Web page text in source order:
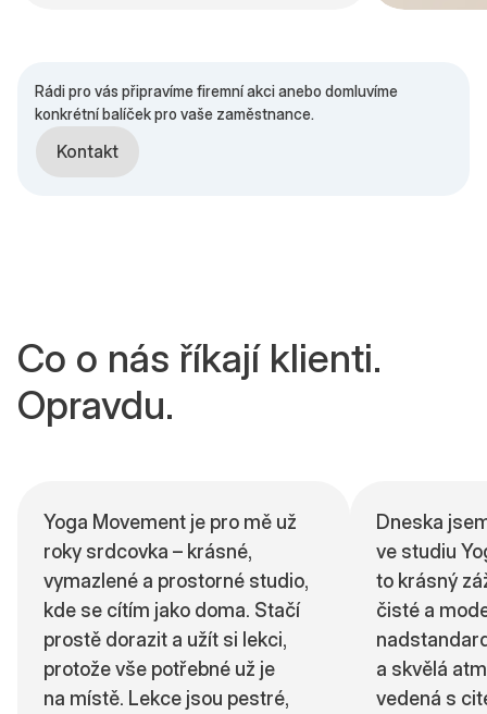
Rádi pro vás připravíme firemní akci anebo domluvíme
konkrétní balíček pro vaše zaměstnance.
Kontakt
Co o nás říkají klienti.
Opravdu.
Yoga Movement je pro mě už
roky srdcovka – krásné,
vymazlené a prostorné studio,
kde se cítím jako doma. Stačí
prostě dorazit a užít si lekci,
protože vše potřebné už je
na místě. Lekce jsou pestré,
Dneska
ve studiu
to krásný
čisté a
a skvělá
vedená s